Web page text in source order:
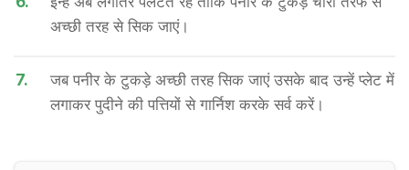
अच्छी तरह से सिक जाएं।
7.
जब पनीर के टुकड़े अच्छी तरह सिक जाएं उसके बाद उन्हें प्लेट में
लगाकर पुदीने की पत्तियों से गार्निश करके सर्व करें।